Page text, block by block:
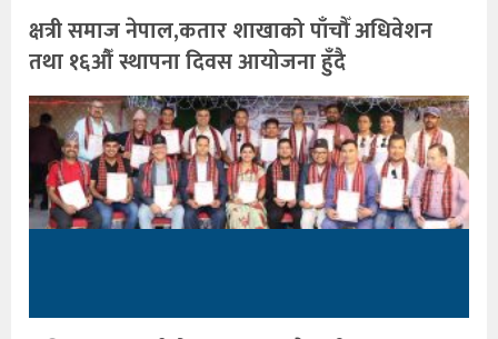
क्षत्री समाज नेपाल,कतार शाखाको पाँचौँ अधिवेशन
तथा १६औँ स्थापना दिवस आयोजना हुँदै